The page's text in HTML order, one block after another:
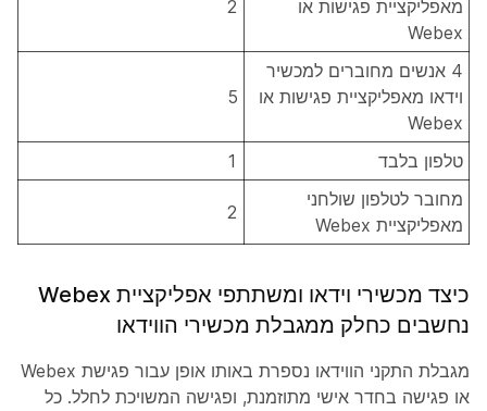
מאפליקציית פגישות או
Webex
2
4 אנשים מחוברים למכשיר
וידאו מאפליקציית פגישות או
Webex
5
טלפון בלבד
1
מחובר לטלפון שולחני
מאפליקציית Webex
2
כיצד מכשירי וידאו ומשתתפי אפליקציית Webex
נחשבים כחלק ממגבלת מכשירי הווידאו
מגבלת התקני הווידאו נספרת באותו אופן עבור פגישת Webex
או פגישה בחדר אישי מתוזמנת, ופגישה המשויכת לחלל. כל